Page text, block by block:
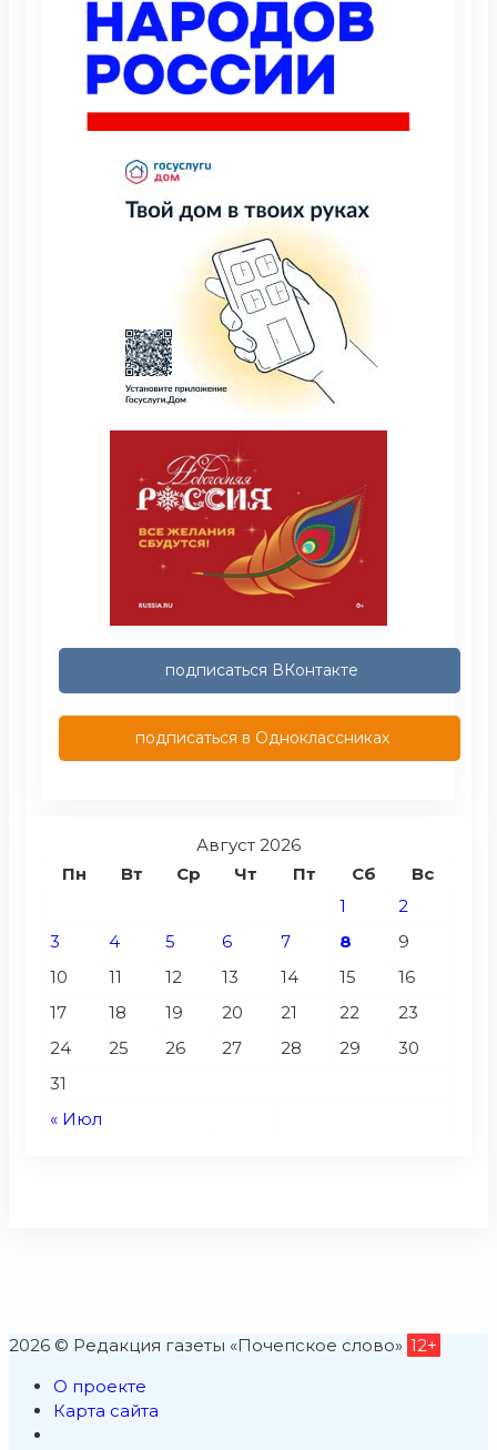
подписаться ВКонтакте
подписаться в Одноклассниках
Август 2026
Пн
Вт Ср Чт Пт Сб Вс
« Июл
1
2
3
4 5 6 7 8
9
10
11 12 13 14 15
16
17
18 19 20 21 22
23
24
25 26 27 28 29
30
31
2026 © Редакция газеты «Почепское слово» 12+
О проекте
Карта сайта